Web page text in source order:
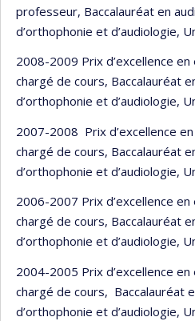
professeur, Baccalauréat en
d’orthophonie et d’audiologie,
2008-2009 Prix d’excellence
chargé de cours, Baccalauréat
d’orthophonie et d’audiologie,
2007-2008 Prix d’excellence
chargé de cours, Baccalauréat
d’orthophonie et d’audiologie,
2006-2007 Prix d’excellence
chargé de cours, Baccalauréat
d’orthophonie et d’audiologie,
2004-2005 Prix d’excellence
chargé de cours, Baccalauréat
d’orthophonie et d’audiologie,